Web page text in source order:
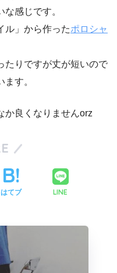
感じです。
ル」から作ったポロシャ
たりですが丈が短いので
す。
か良くなりませんorz
はてブ LINE